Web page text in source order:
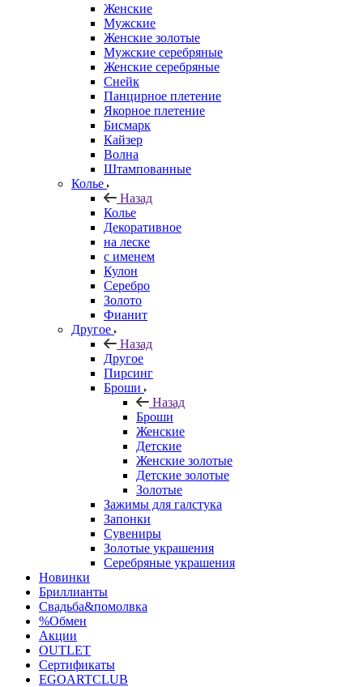
Женские
Мужские
Женские золотые
Мужские серебряные
Женские серебряные
Снейк
Панцирное плетение
Якорное плетение
Бисмарк
Кайзер
Волна
Штампованные
Колье
Назад
Колье
Декоративное
на леске
с именем
Кулон
Серебро
Золото
Фианит
Другое
Назад
Другое
Пирсинг
Броши
Назад
Броши
Женские
Детские
Женские золотые
Детские золотые
Золотые
Зажимы для галстука
Запонки
Сувениры
Золотые украшения
Серебряные украшения
Новинки
Бриллианты
Свадьба&помолвка
%Обмен
Акции
OUTLET
Сертификаты
EGOARTCLUB